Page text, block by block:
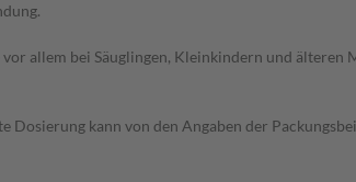
allem bei Säuglingen, Kleinkindern und
Dosierung kann von den Angaben der